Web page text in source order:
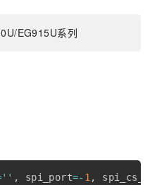
EG915U系列
'' , spi_port=- 1, spi_cs_pin